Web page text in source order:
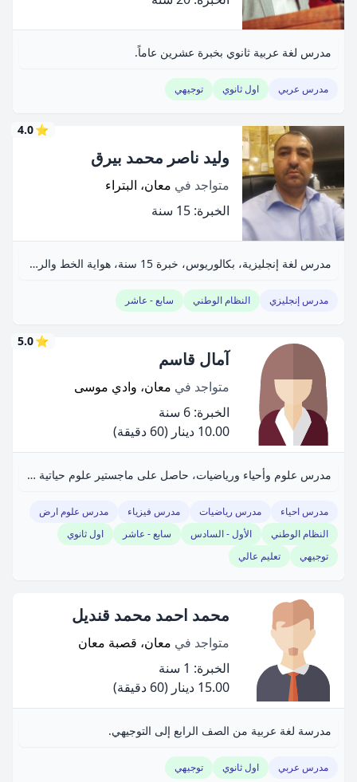
مدرس لغة عربية ثانوي بخبرة عشرين عاماً.
مدرس عربي اول ثانوي توجيهي
⭐
4.0
وليد ناصر محمد بيرق
متواجد في معان، البتراء
الخبرة: 15 سنة
مدرس لغة إنجليزية، بكالوريوس، خبرة 15 سنة، هواية الخط والرسم.
مدرس إنجليزي النظام الوطني سابع - عاشر
⭐
5.0
آمال قاسم
متواجد في معان، وادي موسى
الخبرة: 6 سنة
10.00 دينار
(60 دقيقة)
مدرس علوم وأحياء ورياضيات، حاصل على ماجستير علوم حياتية بتقدير امتياز. خبرة في التدريس المدرسي والجامعي.
مدرس احياء مدرس رياضيات مدرس فيزياء
مدرس علوم ارض
النظام الوطني
الأول - السادس سابع - عاشر
اول ثانوي
توجيهي
تعليم عالي
محمد احمد محمد قنديل
متواجد في معان، قصبة معان
الخبرة: 1 سنة
15.00 دينار
(60 دقيقة)
مدرسة لغة عربية من الصف الرابع إلى التوجيهي.
مدرس عربي اول ثانوي توجيهي